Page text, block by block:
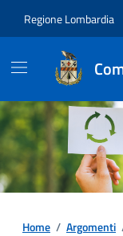
Regione Lombardia
Home / Argomenti